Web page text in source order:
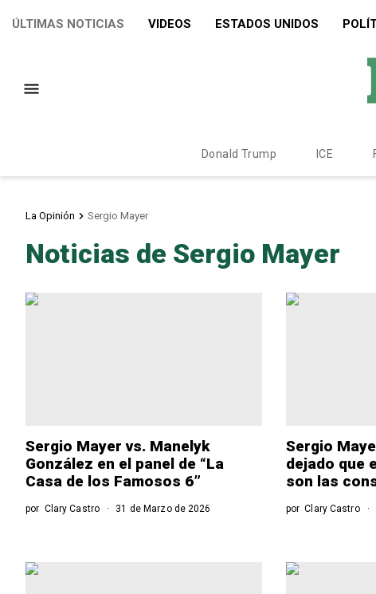
ÚLTIMAS NOTICIAS VIDEOS ESTADOS UNIDOS
Donald Trump ICE
La Opinión Sergio Mayer
Noticias de Sergio Mayer
Sergio Mayer vs. Manelyk
González en el panel de “La
Casa de los Famosos 6”
por Clary Castro 31 de Marzo de 2026
Sergio
dejado que
son las
porClary Castro